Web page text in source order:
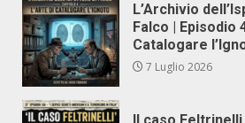
L’Archivio
Falco | Episodio
Catalogare
7 Luglio 2026